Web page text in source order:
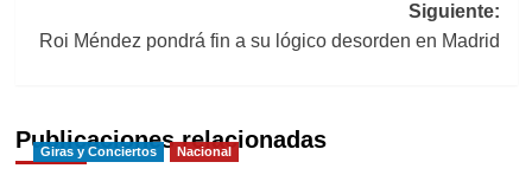
Siguiente:
Roi Méndez pondrá fin a su lógico desorden en Madrid
Publicaciones relacionadas
Giras y Conciertos Nacional